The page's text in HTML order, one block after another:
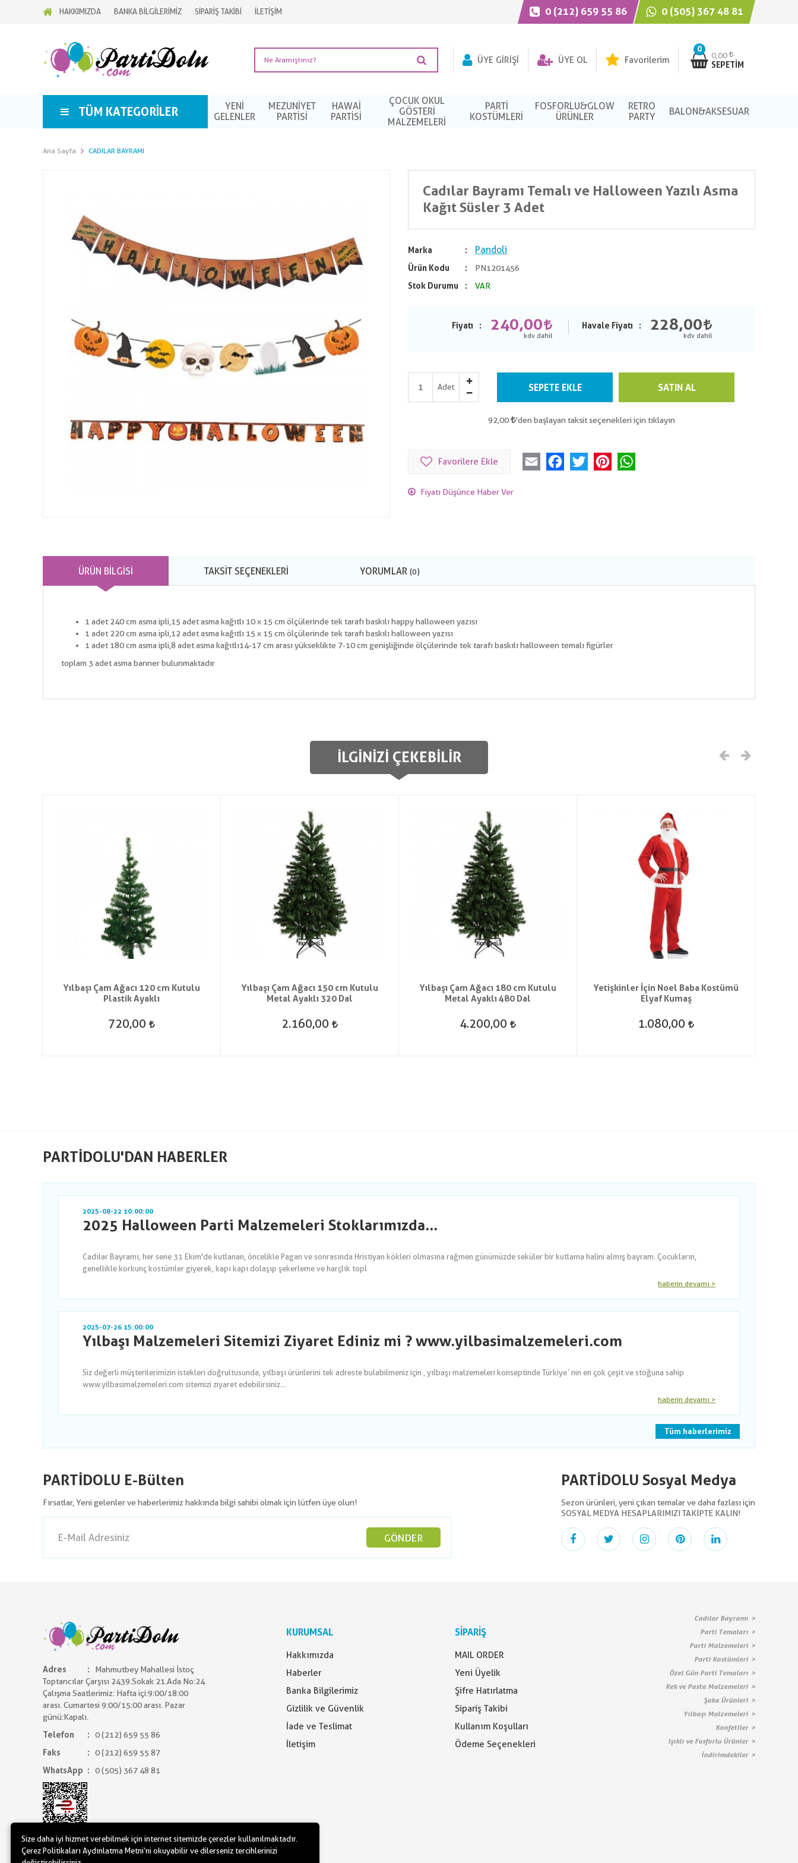
HAKKIMIZDA BANKA BİLGİLERİMİZ SİPARİŞ TAKİBİ İLETİŞİM 0 (212) 659 55 86 0 (505) 367 48 81
0
0,00
SEPETIM
ÜYE GIRIŞI ÜYE OL Favorilerim
TÜM KATEGORILER
YENİ
GELENLER
MEZUNIYET
PARTISI
HAWAI
PARTISI
ÇOCUK OKUL
GÖSTERİ
MALZEMELERİ
PARTI
KOSTÜMLERI
FOSFORLU&GLOW
ÜRÜNLER
RETRO
PARTY
BALON&AKSESUAR
Ana Sayfa CADILAR BAYRAMI
Cadılar Bayramı Temalı ve Halloween Yazılı Asma
Kağıt Süsler 3 Adet
Marka Pandoli
Ürün Kodu
PN1201456
Stok Durumu
VAR
Fiyatı 240,00 Havale Fiyatı 228,00
Adet SEPETE EKLE SATIN AL
92,00 'den başlayan taksit seçenekleri için tıklayın
Favorilere Ekle Email FacebookTwitter Pinterest
Fiyatı Düşünce Haber Ver
ÜRÜN BILGISI TAKSIT SEÇENEKLERI YORUMLAR (0)
1 adet 240 cm asma ipli,15 adet asma kağıtlı 10 x 15 cm ölçülerinde tek tarafı baskılı happy halloween yazısı
1 adet 220 cm asma ipli,12 adet asma kağıtlı 15 x 15 cm ölçülerinde tek tarafı baskılı halloween yazısı
1 adet 180 cm asma ipli,8 adet asma kağıtlı14-17 cm arası yükseklikte 7-10 cm genişliğinde ölçülerinde tek tarafı baskılı halloween temalı figürler
toplam 3 adet asma banner bulunmaktadır
İLGINIZI ÇEKEBILIR
Yılbaşı Çam Ağacı 120 cm Kutulu
Plastik Ayaklı
720,00
Yılbaşı Çam Ağacı 150 cm Kutulu
Metal Ayaklı 320 Dal
2.160,00
Yılbaşı Çam Ağacı 180 cm Kutulu
Metal Ayaklı 480 Dal
4.200,00
Yetişkinler İçin Noel Baba Kostümü
Elyaf Kumaş
1.080,00
PARTIDOLU'DAN HABERLER
2025-08-22 10:00:00
2025 Halloween Parti Malzemeleri Stoklarımızda...
Cadılar Bayramı, her sene 31 Ekim'de kutlanan, öncelikle Pagan ve sonrasında Hristiyan kökleri olmasına rağmen günümüzde seküler bir kutlama halini almış bayram. Çocukların,
genellikle korkunç kostümler giyerek, kapı kapı dolaşıp şekerleme ve harçlık topl
haberin devamı >
2025-07-26 15:00:00
Yılbaşı Malzemeleri Sitemizi Ziyaret Ediniz mi ? www.yilbasimalzemeleri.com
Siz değerli müşterilerimizin istekleri doğrultusunda, yılbaşı ürünlerini tek adreste bulabilmeniz için , yılbaşı malzemeleri konseptinde Türkiye´nin en çok çeşit ve stoğuna sahip
www.yilbasimalzemeleri.com sitemizi ziyaret edebilirsiniz...
haberin devamı >
Tüm haberlerimiz
PARTİDOLU E-Bülten
Fırsatlar, Yeni gelenler ve haberlerimiz hakkında bilgi sahibi olmak için lütfen üye olun!
GÖNDER
PARTİDOLU Sosyal Medya
Sezon ürünleri, yeni çıkan temalar ve daha fazlası için
SOSYAL MEDYA HESAPLARIMIZI TAKİPTE KALIN!
Adres
Mahmutbey Mahallesi İstoç
Toptancılar Çarşısı 2439.Sokak 21.Ada No:24
Çalışma Saatlerimiz: Hafta içi:9:00/18:00
arası. Cumartesi 9:00/15:00 arası. Pazar
günü:Kapalı.
Telefon
0 (212) 659 55 86
Faks
0 (212) 659 55 87
WhatsApp
0 (505) 367 48 81
KURUMSAL
Hakkımızda
Haberler
Banka Bilgilerimiz
Gizlilik ve Güvenlik
İade ve Teslimat
İletişim
SİPARİŞ
MAIL ORDER
Yeni Üyelik
Şifre Hatırlatma
Sipariş Takibi
Kullanım Koşulları
Ödeme Seçenekleri
Cadılar Bayramı
Parti Temaları
Parti Malzemeleri
Parti Kostümleri
Özel Gün Parti Temaları
Kek ve Pasta Malzemeleri
Şaka Ürünleri
Yılbaşı Malzemeleri
Konfetiler
Işıklı ve Fosforlu Ürünler
İndirimdekiler
Size daha iyi hizmet verebilmek için internet sitemizde çerezler kullanılmaktadır.
Çerez Politikaları Aydınlatma Metni’ni okuyabilir ve dilerseniz tercihlerinizi